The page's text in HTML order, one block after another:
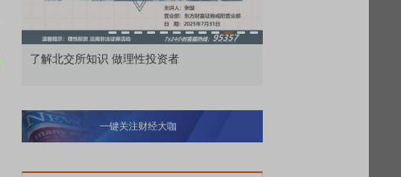
了解北交所知识 做理性投资者
一键关注财经大咖